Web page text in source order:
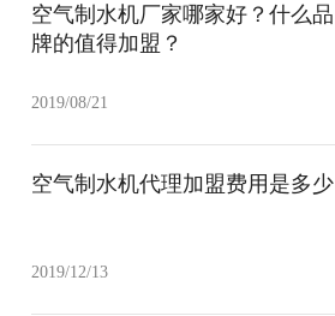
空气制水机厂家哪家好？什么品
牌的值得加盟？
2019/08/21
空气制水机代理加盟费用是多少
2019/12/13